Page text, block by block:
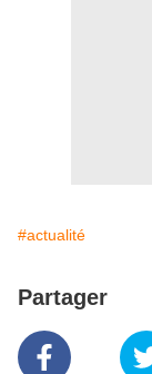
#actualité
Partager